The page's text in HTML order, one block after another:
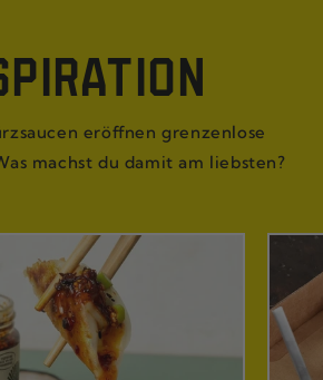
eröffnen grenzenlose
machst du damit am liebsten?